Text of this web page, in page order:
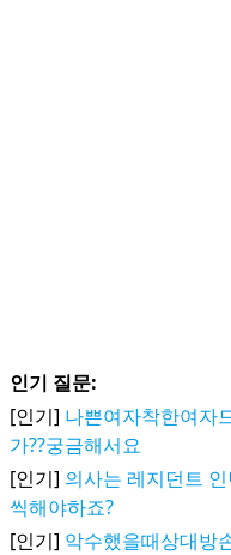
인기 질문:
[인기] 나쁜여자착한여자
가??궁금해서요
[인기] 의사는 레지던트
씩해야하죠?
[인기] 악수했을때상대방